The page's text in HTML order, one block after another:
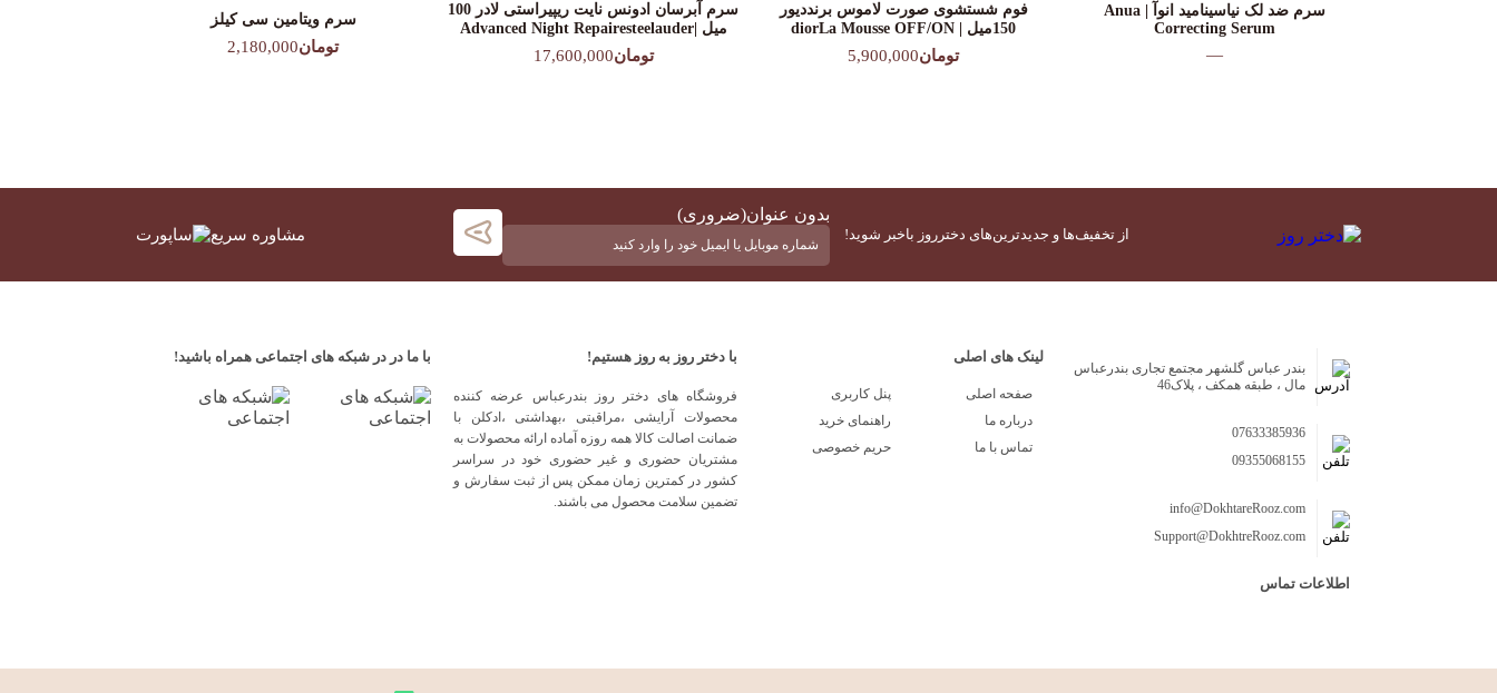
سرم ضد لک نیاسینامید انوآ | Anua
Correcting Serum
—
فوم شستشوی‌ صورت لاموس برنددیور
150میل | diorLa Mousse OFF/ON
تومان5,900,000
سرم آبرسان ادونس نایت ریپیراستی لادر 100
میل |Advanced Night Repairesteelauder
تومان17,600,000
سرم ویتامین سی کیلز
تومان2,180,000
از تخفیف‌ها و جدیدترین‌های دخترروز باخبر شوید!
بدون عنوان(ضروری)
مشاوره سریع
بندر عباس گلشهر مجتمع تجاری بندرعباس
مال ، طبقه همکف ، پلاک46
07633385936
09355068155
info@DokhtareRooz.com
Support@DokhtreRooz.com
اطلاعات تماس
لینک های اصلی
صفحه اصلی
درباره ما
تماس با ما
پنل کاربری
راهنمای خرید
حریم خصوصی
با دختر روز به روز هستیم!
فروشگاه های دختر روز بندرعباس عرضه کننده
محصولات آرایشی ،مراقبتی ،بهداشتی ،ادکلن با
ضمانت اصالت کالا همه روزه آماده ارائه محصولات به
مشتریان حضوری و غیر حضوری خود در سراسر
کشور در کمترین زمان ممکن پس از ثبت سفارش و
تضمین سلامت محصول می باشند.
با ما در در شبکه های اجتماعی همراه باشید!